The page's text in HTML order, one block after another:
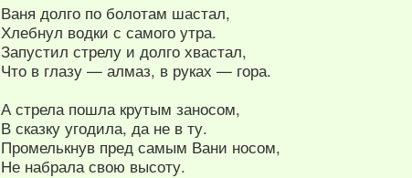
Ваня долго по болотам шастал,
Хлебнул водки с самого утра.
Запустил стрелу и долго хвастал,
Что в глазу — алмаз, в руках — гора.
А стрела пошла крутым заносом,
В сказку угодила, да не в ту.
Промелькнув пред самым Вани носом,
Не набрала свою высоту.